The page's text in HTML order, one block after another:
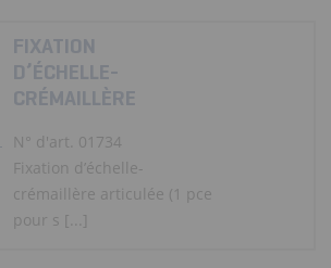
FIXATION
D’ÉCHELLE-
CRÉMAILLÈRE
N° d'art. 01734
Fixation d’échelle-
crémaillère articulée (1 pce
pour s [...]